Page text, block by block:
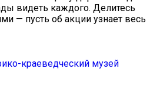
видеть каждого. Делитесь
— пусть об акции узнает весь
краеведческий музей